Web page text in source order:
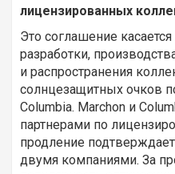
лицензированных
Это соглашение
разработки,
и распространения
солнцезащитных очков
Columbia. Marchon и
партнерами по
продление
двумя компаниями. За